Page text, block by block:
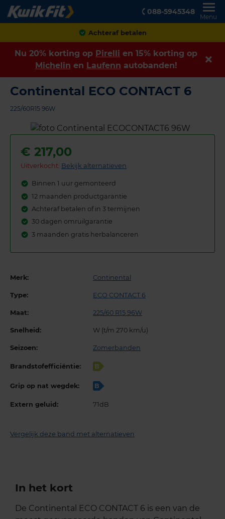
088-5945348
Menu
Klanten geven ons een
Nu 20% korting op Pirelli en 15% korting op
Michelin en Laufenn autobanden!
Continental ECO CONTACT 6
225/60R15 96W
€ 217,00
Uitverkocht: Bekijk alternatieven
Binnen 1 uur gemonteerd
12 maanden productgarantie
Achteraf betalen of in 3 termijnen
30 dagen omruilgarantie
3 maanden gratis herbalanceren
Merk: Continental
Type: ECO CONTACT 6
Maat: 225/60 R15 96W
Snelheid: W (t/m 270 km/u)
Seizoen: Zomerbanden
Brandstofefficiëntie: B
Grip op nat wegdek: B
Extern geluid: 71dB
Vergelijk deze band met alternatieven
In het kort
De Continental ECO CONTACT 6 is een van de